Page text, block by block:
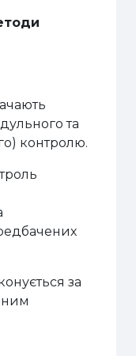
та
контролю.
за